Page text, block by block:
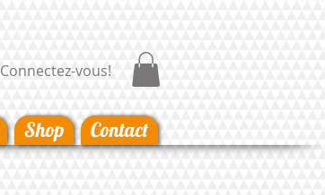
Shop Contact
Connectez-vous!